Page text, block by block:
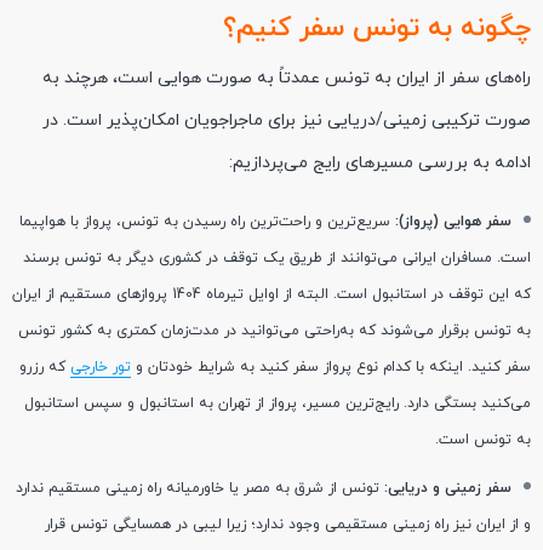
چگونه به تونس سفر کنیم؟
راه‌های سفر از ایران به تونس عمدتاً به صورت هوایی است، هرچند به
صورت ترکیبی زمینی/دریایی نیز برای ماجراجویان امکان‌پذیر است. در
ادامه به بررسی مسیرهای رایج می‌پردازیم:
سفر هوایی (پرواز): سریع‌ترین و راحت‌ترین راه رسیدن به تونس، پرواز با هواپیما
است. مسافران ایرانی می‌توانند از طریق یک توقف در کشوری دیگر به تونس برسند
که این توقف در استانبول است. البته از اوایل تیرماه 1404 پروازهای مستقیم از ایران
به تونس برقرار می‌شوند که به‌راحتی می‌توانید در مدت‌زمان کمتری به کشور تونس
سفر کنید. اینکه با کدام نوع پرواز سفر کنید به شرایط خودتان و تور خارجی که رزرو
می‌کنید بستگی دارد. رایج‌ترین مسیر، پرواز از تهران به استانبول و سپس استانبول
به تونس است.
سفر زمینی و دریایی: تونس از شرق به مصر یا خاورمیانه راه زمینی مستقیم ندارد
و از ایران نیز راه زمینی مستقیمی وجود ندارد؛ زیرا لیبی در همسایگی تونس قرار